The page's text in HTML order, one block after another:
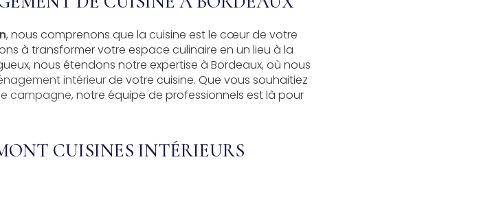
, nous comprenons que la cuisine est le cœur de votre
à transformer votre espace culinaire en un lieu à la
nous étendons notre expertise à Bordeaux, où nous
intérieurde votre cuisine. Que vous souhaitiez
campagne, notre équipe de professionnels est là pour
CUISINES INTÉRIEURS